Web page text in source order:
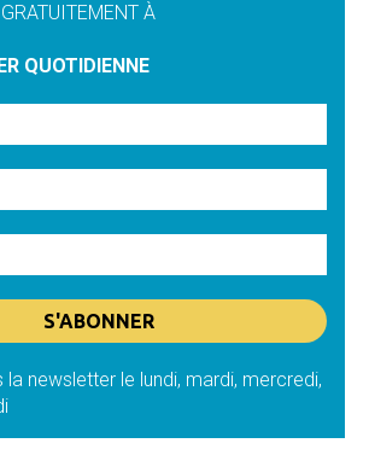
À
QUOTIDIENNE
la newsletter le lundi, mardi, mercredi,